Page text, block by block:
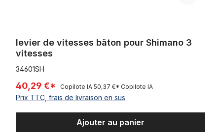
levier de vitesses bâton pour Shimano 3
vitesses
34601SH
40,29 €* Copilote IA 50,37 €* Copilote IA
Prix TTC, frais de livraison en sus
Ajouter au panier